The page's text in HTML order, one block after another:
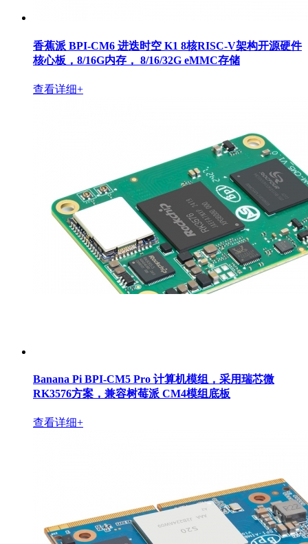
香蕉派 BPI-CM6 进迭时空 K1 8核RISC-V架构开源硬件
核心板，8/16G内存， 8/16/32G eMMC存储
查看详细+
Banana Pi BPI-CM5 Pro 计算机模组，采用瑞芯微
RK3576方案，兼容树莓派 CM4模组底板
查看详细+